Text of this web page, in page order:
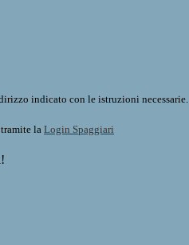
indicato con le istruzioni necessarie.
la Login Spaggiari